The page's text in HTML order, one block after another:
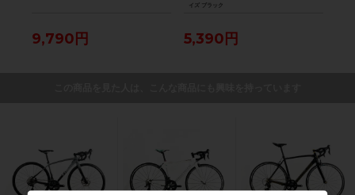
9,790円
イズ ブラック
5,390円